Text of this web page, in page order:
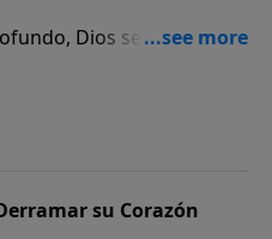
Dios se acerca a
para mostrarles Su
su Corazón